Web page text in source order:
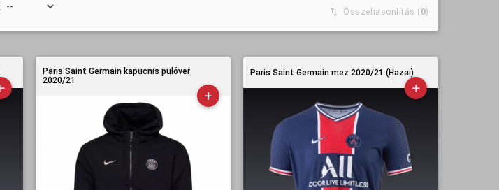
Összehasonlítás ( 0)
Paris Saint Germain kapucnis pulóver
2020/21
Paris Saint Germain mez 2020/21 (Hazai)